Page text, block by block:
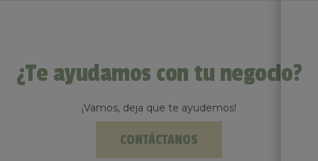
¿Te ayudamos con tu negocio?
¡Vamos, deja que te ayudemos!
CONTÁCTANOS